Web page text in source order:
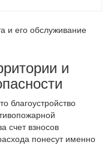
и его обслуживание
и
благоустройство
счет взносов
понесут именно